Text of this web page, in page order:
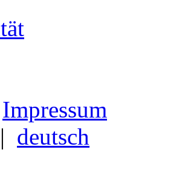
Impressum
| deutsch